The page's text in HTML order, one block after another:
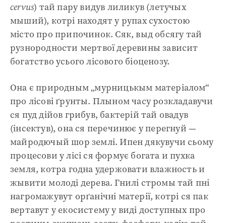
cervus) тай пару видув лиликув (летучых
мыший), котрі находят у рупах сухостою
місто про припочинок. Сяк, выд обсягу тай
рузнородности мертвої деревины зависит
богатство усього лісового біоценозу.
Она є природным „мурницькым матеріалом“
про лісові ґрунты. Плыном часу розкладавучи
ся пуд дійов грибув, бактерій тай овадув
(інсектув), она ся перечинює у перегнуй —
майродючый шор землі. Ипен дякувучи сьому
процесови у лісі ся формує богата и пухка
земля, котра годна удержовати влажность и
жывити молоді дерева. Гнилі стромы тай пні
нагромажувут орґанічні матерії, котрі ся пак
вертавут у екосистему у виді доступных про